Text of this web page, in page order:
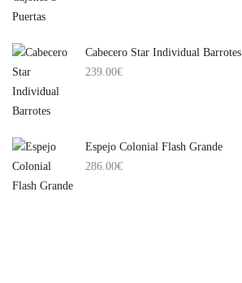
Cabecero Star Individual Barrotes
239.00€
Espejo Colonial Flash Grande
286.00€